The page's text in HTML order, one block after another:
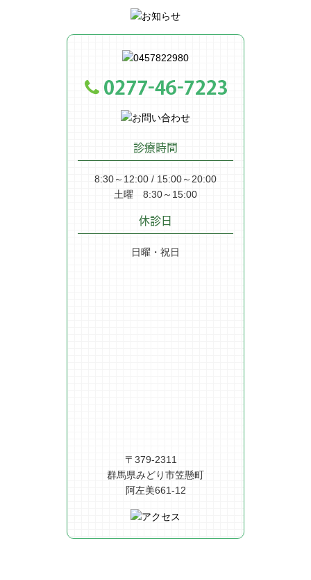
診療時間
8:30～12:00 / 15:00～20:00
土曜 8:30～15:00
休診日
日曜・祝日
〒379-2311
群馬県みどり市笠懸町
阿左美661-12